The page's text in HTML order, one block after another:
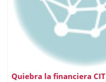
Quiebra la financiera CIT